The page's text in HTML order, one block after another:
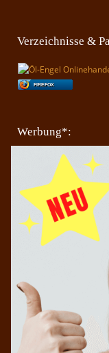
Verzeichnisse &
FIREFOX
Werbung*: